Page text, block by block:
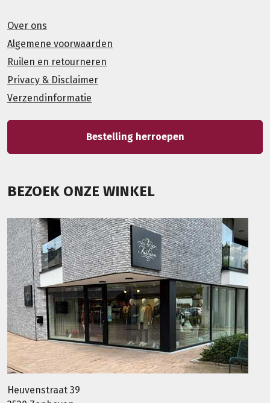
Over ons
Algemene voorwaarden
Ruilen en retourneren
Privacy & Disclaimer
Verzendinformatie
Bestelling herroepen
BEZOEK ONZE WINKEL
Heuvenstraat 39